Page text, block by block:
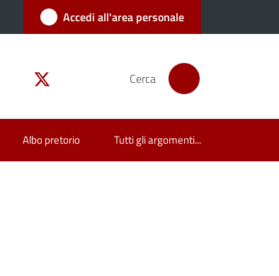
Accedi all'area personale
Cerca
Albo pretorio Tutti gli argomenti...